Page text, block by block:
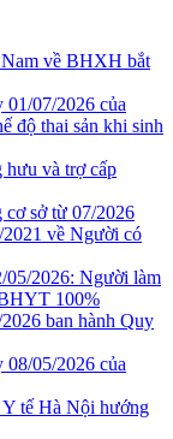
về BHXH bắt
07/2026 của
độ thai sản khi sinh
và trợ cấp
sở từ 07/2026
về Người có
2026: Người làm
100%
ban hành Quy
05/2026 của
tế Hà Nội hướng